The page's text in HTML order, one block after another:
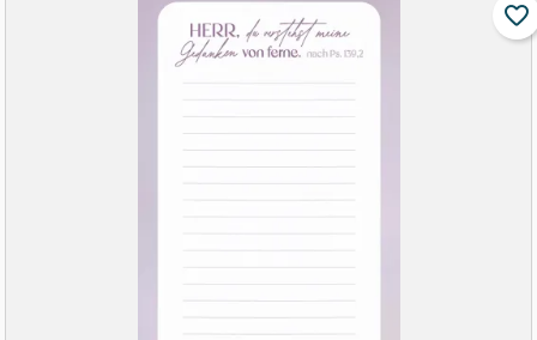
favorite_border